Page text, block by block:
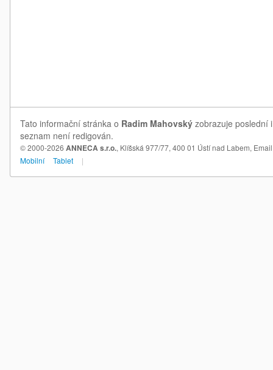
Tato informační stránka o Radim Mahovský zobrazuje poslední
seznam není redigován.
© 2000-2026 ANNECA s.r.o., Klíšská 977/77, 400 01 Ústí nad Labem,
Mobilní
Tablet |